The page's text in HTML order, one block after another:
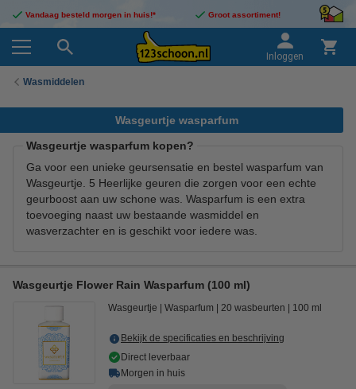
Vandaag besteld morgen in huis!* Groot assortiment!
Inloggen
Wasmiddelen
Wasgeurtje wasparfum
Wasgeurtje wasparfum kopen?
Ga voor een unieke geursensatie en bestel wasparfum van
Wasgeurtje. 5 Heerlijke geuren die zorgen voor een echte
geurboost aan uw schone was. Wasparfum is een extra
toevoeging naast uw bestaande wasmiddel en
wasverzachter en is geschikt voor iedere was.
Wasgeurtje Flower Rain Wasparfum (100 ml)
Wasgeurtje Wasparfum 20 wasbeurten 100 ml
Bekijk de specificaties en beschrijving
Direct leverbaar
Morgen in huis